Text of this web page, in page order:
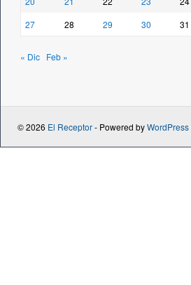
27
28 29 30 31
« Dic Feb »
© 2026 El Receptor- Powered byWordPress